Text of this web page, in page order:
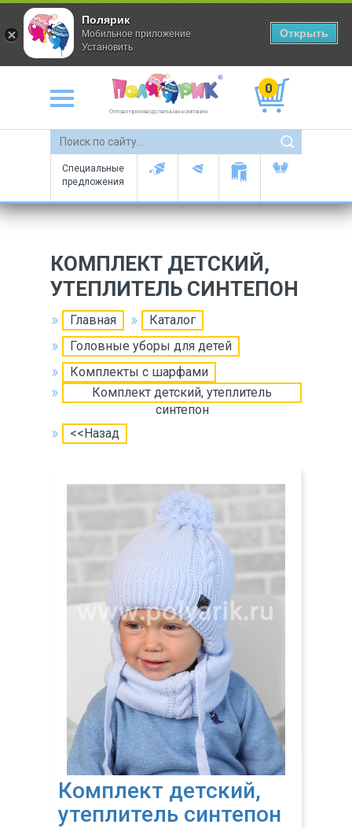
Оптово-производственная компания
0
Специальные
предложения
КОМПЛЕКТ ДЕТСКИЙ,
УТЕПЛИТЕЛЬ СИНТЕПОН
Главная
Каталог
Головные уборы для детей
Комплекты с шарфами
Комплект детский, утеплитель
синтепон
<<Назад
Комплект детский,
утеплитель синтепон
Полярик
Мобильное приложение
Установить
Открыть